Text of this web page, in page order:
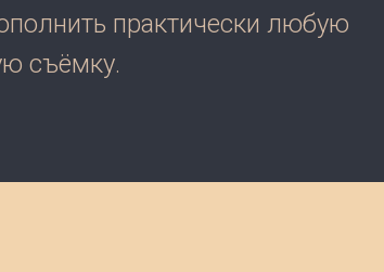
практически любую
съёмку.